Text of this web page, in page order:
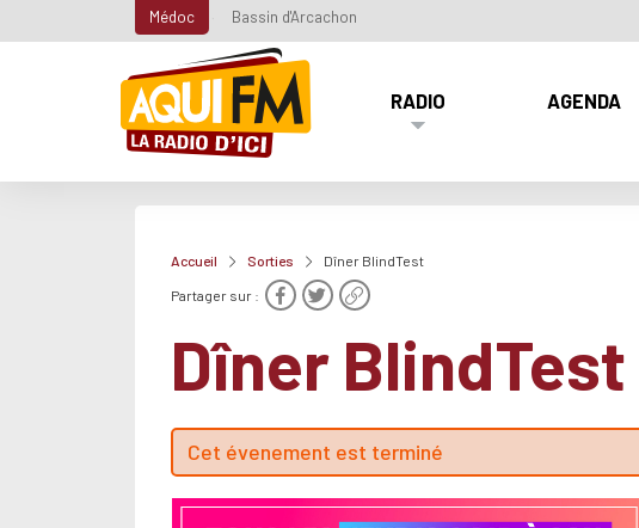
Médoc Bassin d'Arcachon
RADIO AGENDA
Accueil Sorties Dîner BlindTest
Partager sur :
Dîner BlindTest
Cet évenement est terminé